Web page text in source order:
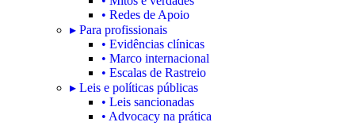
• Redes de Apoio
▸ Para profissionais
• Evidências clínicas
• Marco internacional
• Escalas de Rastreio
▸ Leis e políticas públicas
• Leis sancionadas
• Advocacy na prática